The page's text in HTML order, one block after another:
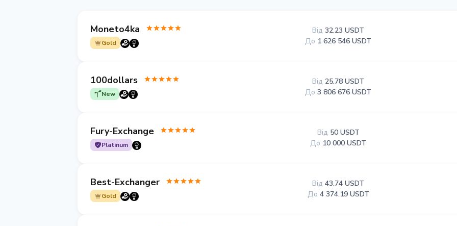
Moneto4ka
Gold
Від 32.23 USDT
До 1 626 546 USDT
100dollars
New
Від 25.78 USDT
До 3 806 676 USDT
Fury-Exchange
Platinum
Від 50 USDT
До 10 000 USDT
Best-Exchanger
Gold
Від 43.74 USDT
До 4 374.19 USDT